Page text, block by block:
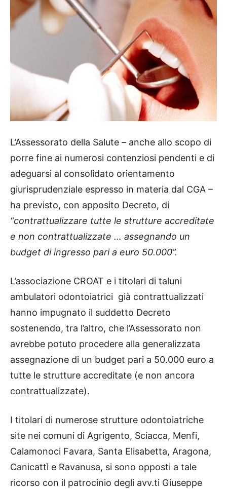
L’Assessorato della Salute – anche allo scopo di
porre fine ai numerosi contenziosi pendenti e di
adeguarsi al consolidato orientamento
giurisprudenziale espresso in materia dal CGA –
ha previsto, con apposito Decreto, di
“contrattualizzare tutte le strutture accreditate
e non contrattualizzate … assegnando un
budget di ingresso pari a euro 50.000”.
L’associazione CROAT e i titolari di taluni
ambulatori odontoiatrici già contrattualizzati
hanno impugnato il suddetto Decreto
sostenendo, tra l’altro, che l’Assessorato non
avrebbe potuto procedere alla generalizzata
assegnazione di un budget pari a 50.000 euro a
tutte le strutture accreditate (e non ancora
contrattualizzate).
I titolari di numerose strutture odontoiatriche
site nei comuni di Agrigento, Sciacca, Menfi,
Calamonoci Favara, Santa Elisabetta, Aragona,
Canicattì e Ravanusa, si sono opposti a tale
ricorso con il patrocinio degli avv.ti Giuseppe